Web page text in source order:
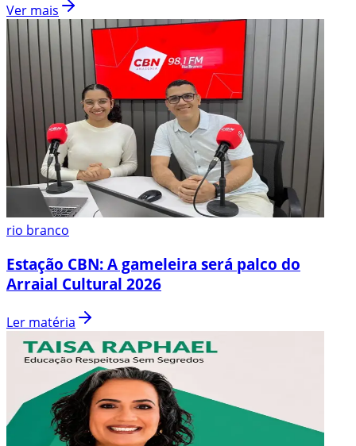
Ver mais
rio branco
Estação CBN: A gameleira será palco do
Arraial Cultural 2026
Ler matéria